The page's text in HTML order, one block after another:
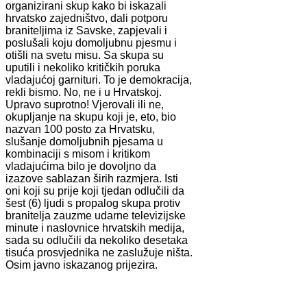
organizirani skup kako bi iskazali
hrvatsko zajedništvo, dali potporu
braniteljima iz Savske, zapjevali i
poslušali koju domoljubnu pjesmu i
otišli na svetu misu. Sa skupa su
uputili i nekoliko kritičkih poruka
vladajućoj garnituri. To je demokracija,
rekli bismo. No, ne i u Hrvatskoj.
Upravo suprotno! Vjerovali ili ne,
okupljanje na skupu koji je, eto, bio
nazvan 100 posto za Hrvatsku,
slušanje domoljubnih pjesama u
kombinaciji s misom i kritikom
vladajućima bilo je dovoljno da
izazove sablazan širih razmjera. Isti
oni koji su prije koji tjedan odlučili da
šest (6) ljudi s propalog skupa protiv
branitelja zauzme udarne televizijske
minute i naslovnice hrvatskih medija,
sada su odlučili da nekoliko desetaka
tisuća prosvjednika ne zaslužuje ništa.
Osim javno iskazanog prijezira.